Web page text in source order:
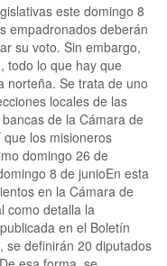
este domingo 8
empadronados deberán
su voto. Sin embargo,
todo lo que hay que
norteña. Se trata de uno
locales de las
de la Cámara de
los misioneros
domingo 26 de
8 de junioEn esta
en la Cámara de
como detalla la
en el Boletín
definirán 20 diputados